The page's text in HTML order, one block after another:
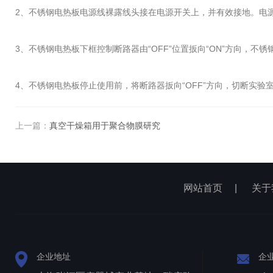
2、不锈钢电热板电源线裸露线头接在电源开关上，并有效接地。
3、不锈钢电热板下框控制断路器由“OFF”位置扳向“ON”方向，不
4、不锈钢电热板停止使用前，将断路器扳向“OFF”方向，切断实验
上一篇： 真空干燥箱用于聚合物膜研究
网站首页 关
企业地址 企